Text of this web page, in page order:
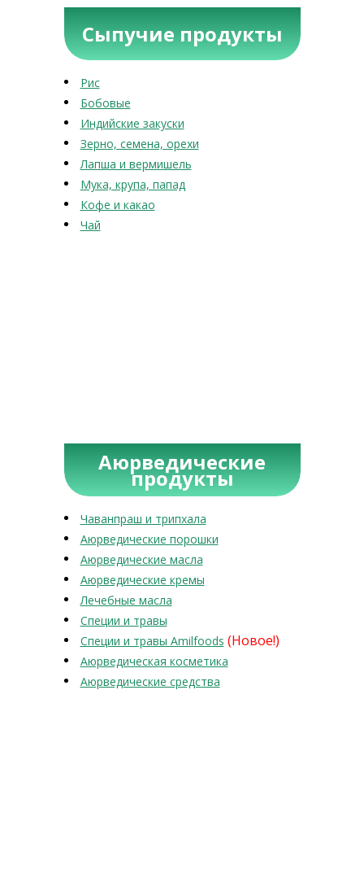
Сыпучие продукты
Рис
Бобовые
Индийские закуски
Зерно, семена, орехи
Лапша и вермишель
Мука, крупа, папад
Кофе и какао
Чай
Аюрведические
продукты
Чаванпраш и трипхала
Аюрведические порошки
Аюрведические масла
Аюрведические кремы
Лечебные масла
Специи и травы
Специи и травы Amilfoods (Новое!)
Аюрведическая косметика
Аюрведические средства